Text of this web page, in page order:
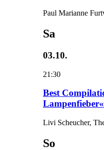
Paul Marianne
Sa
03.10.
21:30
Best
Lampenfieber«
Livi Scheucher,
So